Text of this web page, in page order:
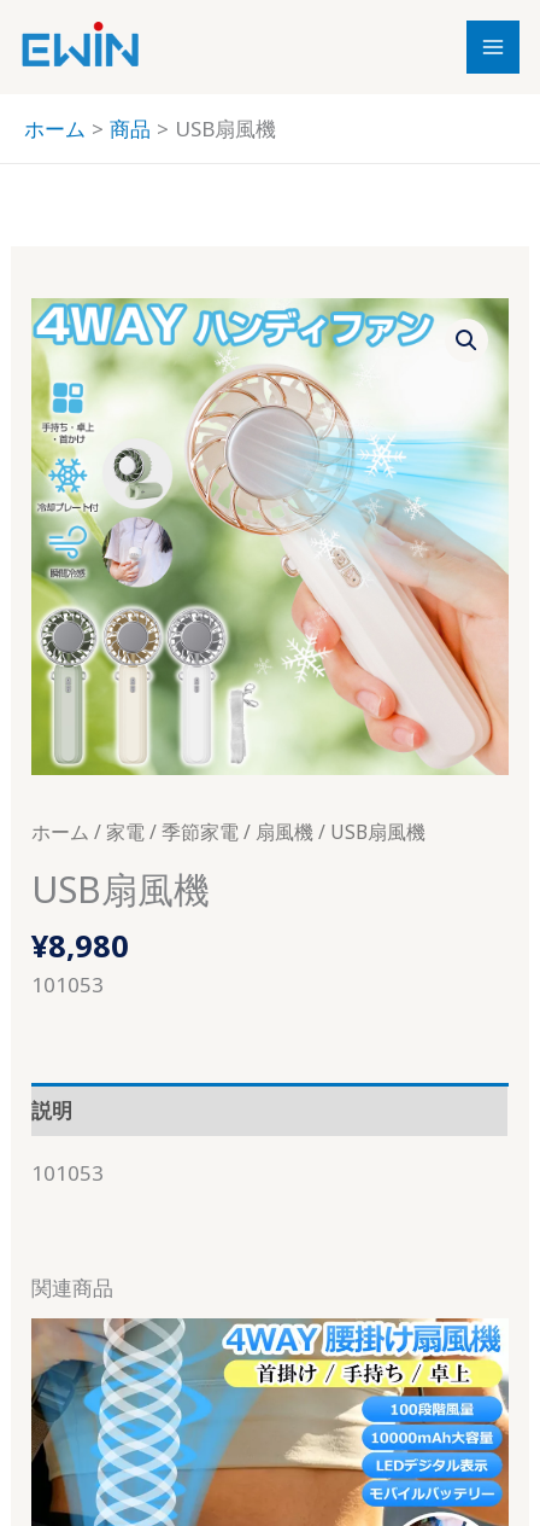
ホーム 商品 USB扇風機
ホーム / 家電/季節家電/ 扇風機/ USB扇風機
USB扇風機
¥8,980
101053
説明
101053
関連商品